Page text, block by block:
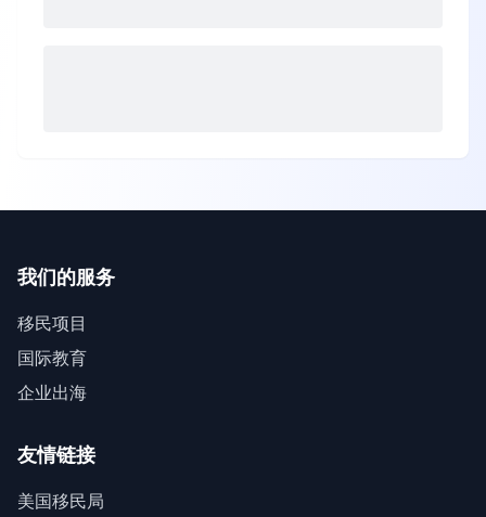
我们的服务
移民项目
国际教育
企业出海
友情链接
美国移民局